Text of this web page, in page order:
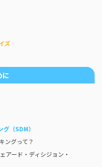
に
（SDM）
ングって？
アード・ディシジョン・
ズ